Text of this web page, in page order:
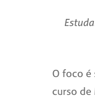
O foco é
curso